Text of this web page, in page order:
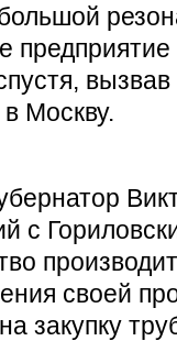
Москву.
с
своей
закупку